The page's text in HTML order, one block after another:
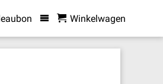
Winkelwagen